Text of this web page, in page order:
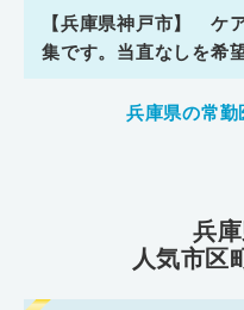
【兵庫県神戸市】 ケ
集です。当直なしを希
兵庫県の常勤
兵
人気市区